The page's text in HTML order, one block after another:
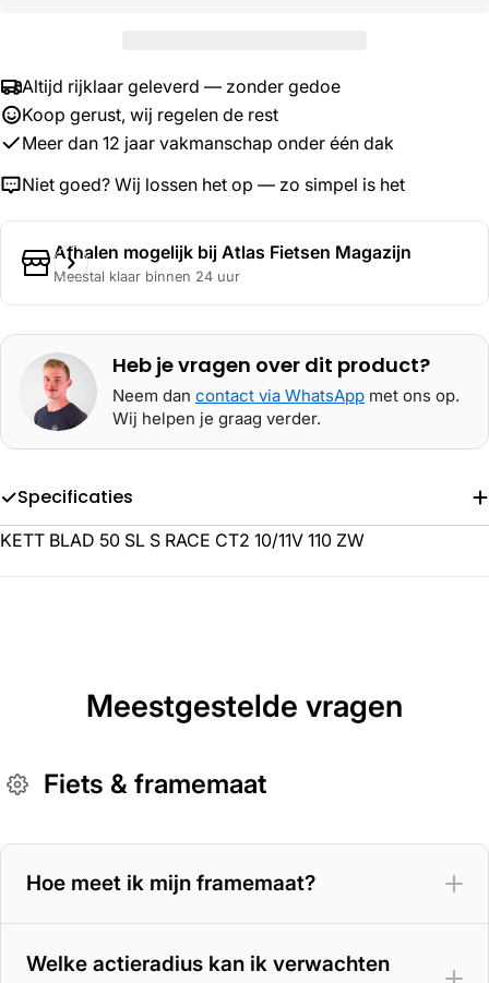
Altijd rijklaar geleverd — zonder gedoe
Koop gerust, wij regelen de rest
Meer dan 12 jaar vakmanschap onder één dak
Niet goed? Wij lossen het op — zo simpel is het
Afhalen mogelijk bij Atlas Fietsen Magazijn
Meestal klaar binnen 24 uur
Heb je vragen over dit product?
Neem dan contact via WhatsApp met ons op.
Wij helpen je graag verder.
Specificaties
KETT BLAD 50 SL S RACE CT2 10/11V 110 ZW
Meestgestelde vragen
Fiets & framemaat
Hoe meet ik mijn framemaat?
Welke actieradius kan ik verwachten